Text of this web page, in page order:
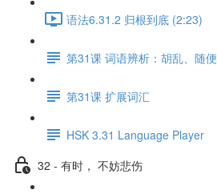
语法6.31.2 归根到底 (2:23)
第31课 词语辨析：胡乱、随便
第31课 扩展词汇
HSK 3.31 Language Player
32 - 有时， 不妨悲伤